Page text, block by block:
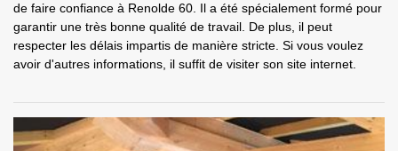
de faire confiance à Renolde 60. Il a été spécialement formé pour
garantir une très bonne qualité de travail. De plus, il peut
respecter les délais impartis de manière stricte. Si vous voulez
avoir d'autres informations, il suffit de visiter son site internet.